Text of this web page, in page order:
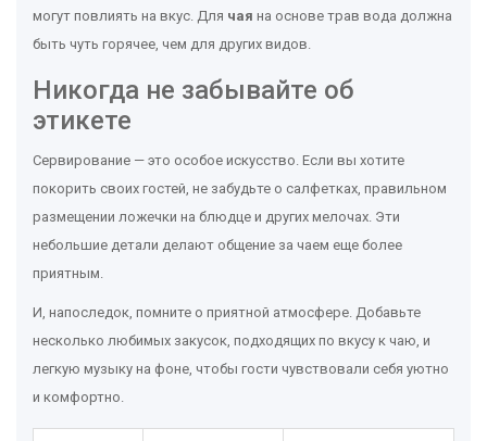
могут повлиять на вкус. Для чая на основе трав вода должна
быть чуть горячее, чем для других видов.
Никогда не забывайте об
этикете
Сервирование — это особое искусство. Если вы хотите
покорить своих гостей, не забудьте о салфетках, правильном
размещении ложечки на блюдце и других мелочах. Эти
небольшие детали делают общение за чаем еще более
приятным.
И, напоследок, помните о приятной атмосфере. Добавьте
несколько любимых закусок, подходящих по вкусу к чаю, и
легкую музыку на фоне, чтобы гости чувствовали себя уютно
и комфортно.